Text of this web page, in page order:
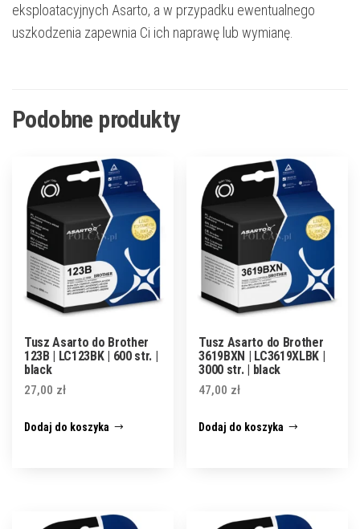
eksploatacyjnych Asarto, a w przypadku ewentualnego
uszkodzenia zapewnia Ci ich naprawę lub wymianę.
Podobne produkty
Tusz Asarto do Brother
123B | LC123BK | 600 str. |
black
27,00 zł
Dodaj do koszyka
Tusz Asarto do Brother
3619BXN | LC3619XLBK |
3000 str. | black
47,00 zł
Dodaj do koszyka